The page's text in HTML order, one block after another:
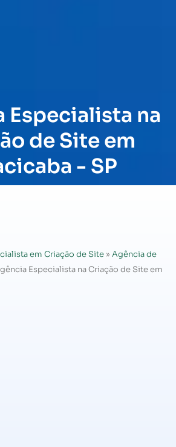
Especialista na
de Site em
- SP
em Criação de Site » Agência de
Especialista na Criação de Site em